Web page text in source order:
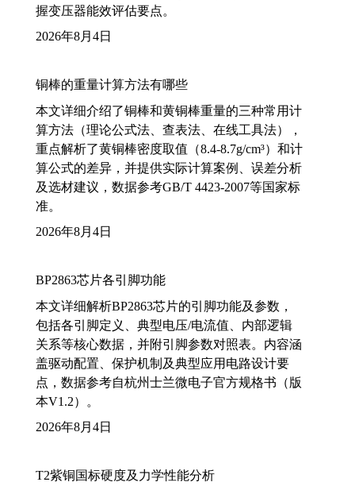
握变压器能效评估要点。
2026年8月4日
铜棒的重量计算方法有哪些
本文详细介绍了铜棒和黄铜棒重量的三种常用计
算方法（理论公式法、查表法、在线工具法），
重点解析了黄铜棒密度取值（8.4-8.7g/cm³）和计
算公式的差异，并提供实际计算案例、误差分析
及选材建议，数据参考GB/T 4423-2007等国家标
准。
2026年8月4日
BP2863芯片各引脚功能
本文详细解析BP2863芯片的引脚功能及参数，
包括各引脚定义、典型电压/电流值、内部逻辑
关系等核心数据，并附引脚参数对照表。内容涵
盖驱动配置、保护机制及典型应用电路设计要
点，数据参考自杭州士兰微电子官方规格书（版
本V1.2）。
2026年8月4日
T2紫铜国标硬度及力学性能分析